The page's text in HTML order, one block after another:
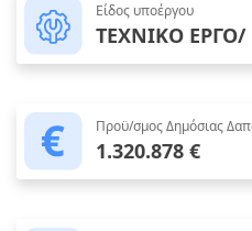
Είδος υποέργου
ΤΕΧΝΙΚΟ ΕΡΓΟ/
Προϋ/σμος Δημόσιας
1.320.878 €